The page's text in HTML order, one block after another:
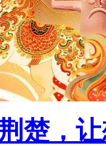
楚，